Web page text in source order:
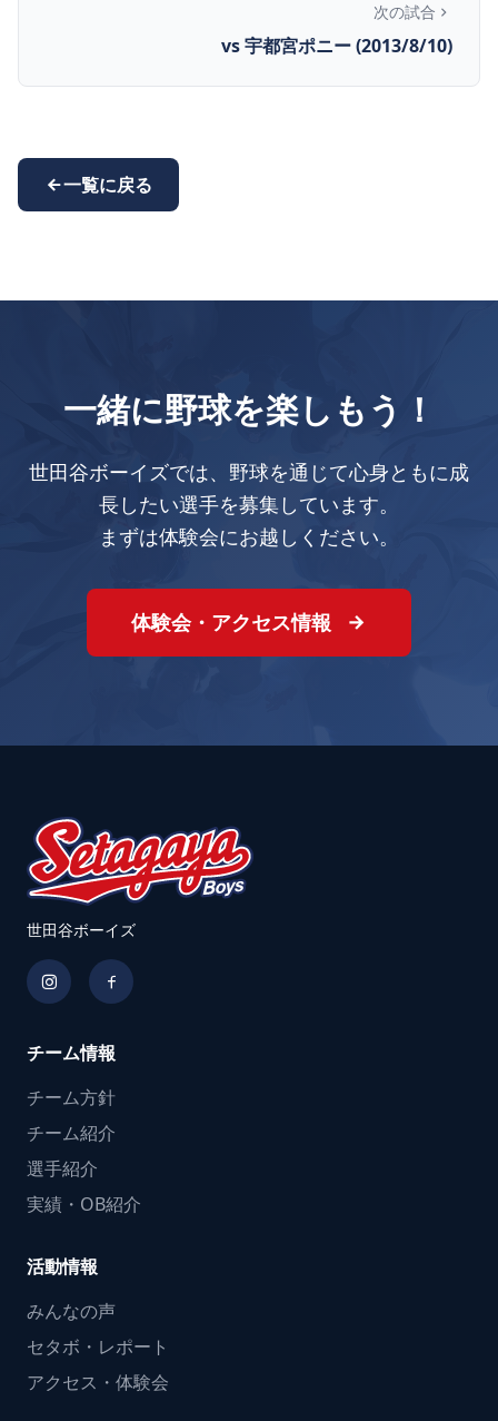
次の試合
vs 宇都宮ポニー (2013/8/10)
一覧に戻る
一緒に野球を楽しもう！
世田谷ボーイズでは、野球を通じて心身ともに成
長したい選手を募集しています。
まずは体験会にお越しください。
体験会・アクセス情報
世田谷ボーイズ
チーム情報
チーム方針
チーム紹介
選手紹介
実績・OB紹介
活動情報
みんなの声
セタボ・レポート
アクセス・体験会